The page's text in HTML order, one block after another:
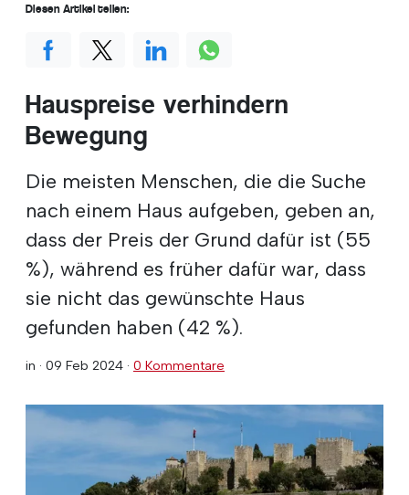
Hauspreise verhindern
Bewegung
Die meisten Menschen, die die Suche
nach einem Haus aufgeben, geben an,
dass der Preis der Grund dafür ist (55
%), während es früher dafür war, dass
sie nicht das gewünschte Haus
gefunden haben (42 %).
in · 09 Feb 2024 · 0 Kommentare
Diesen Artikel teilen: